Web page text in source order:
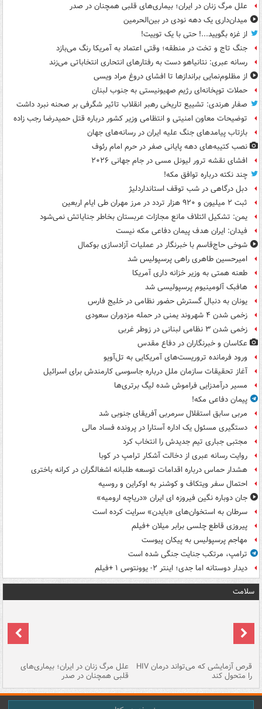
علل مرگ زنان در ایران؛ بیماری‌های قلبی همچنان در صدر
میدان‌داری یک دهه نودی در بین‌الحرمین
از غزه بگویید...! حتی با یک توییت!
جنگ تاج و تخت در منطقه؛ وقتی اعتماد به آمریکا رنگ می‌بازد
رسانه عبری: نتانیاهو دست به رفتارهای انتحاری انتخاباتی می‌زند
از مظلوم‌نمایی براندازها تا افشای دروغ مراد ویسی
حملات توپخانه‌ای رژیم صهیونیستی به جنوب لبنان
صفار هرندی: تشییع تاریخی رهبر انقلاب تاثیر شگرفی بر صحنه نبرد داشت
توضیحات معاون امنیتی و انتظامی وزیر کشور درباره قتل حمیدرضا رجب زاده
بازتاب پیامدهای جنگ علیه ایران در رسانه‌های جهان
نصب کتیبه‌های دهه پایانی صفر در حرم امام رئوف
افشای نقشه ترور لیونل مسی در جام جهانی ۲۰۲۶
چند نکته درباره توافق مکه!
دبل درگاهی در شب توقف استانداردلیژ
ثبت ۲ میلیون و ۹۲۰ هزار تردد در مرز مهران طی ایام اربعین
یمن: تشکیل ائتلاف مانع مجازات عربستان بخاطر جنایاتش نمی‌شود
فیدان: ایران هدف پیمان دفاعی مکه نیست
شوخی حاج‌قاسم با خبرنگار در عملیات آزادسازی بوکمال
امیرحسین طاهری راهی پرسپولیس شد
طعنه همتی به وزیر خزانه داری آمریکا
هافبک آلومینیوم پرسپولیسی شد
یونان به دنبال گسترش حضور نظامی در خلیج فارس
زخمی شدن ۴ شهروند یمنی در حمله مزدوران سعودی
زخمی شدن ۳ نظامی لبنانی در زوطر غربی
عکاسان و خبرنگاران در دفاع مقدس
ورود فرمانده تروریست‌های آمریکایی به تل‌آویو
آغاز تحقیقات سازمان ملل درباره جاسوسی کارمندش برای اسرائیل
مسیر درآمدزایی فراموش شده لیگ برتری‌ها
پیمان دفاعی مکه!
مربی سابق استقلال سرمربی آفریقای جنوبی شد
دستگیری مسئول یک اداره آستارا در پرونده فساد مالی
مجتبی جباری تیم جدیدش را انتخاب کرد
روایت رسانه عبری از دخالت آشکار ترامپ در کوبا
هشدار حماس درباره اقدامات توسعه طلبانه اشغالگران در کرانه باختری
احتمال سفر ویتکاف و کوشنر به اوکراین و روسیه
جان دوباره نگین فیروزه ای ایران «دریاچه ارومیه»
سرطان به استخوان‌های «بایدن» سرایت کرده است
پیروزی قاطع چلسی برابر میلان +فیلم
مهاجم پرسپولیس به پیکان پیوست
ترامپ، مرتکب جنایت جنگی شده است
دیدار دوستانه اما جدی؛ اینتر ۲- یوونتوس ۱ +فیلم
سلامت
قرص آزمایشی که می‌تواند درمان HIV
را متحول کند
علل مرگ زنان در ایران؛ بیماری‌های
قلبی همچنان در صدر